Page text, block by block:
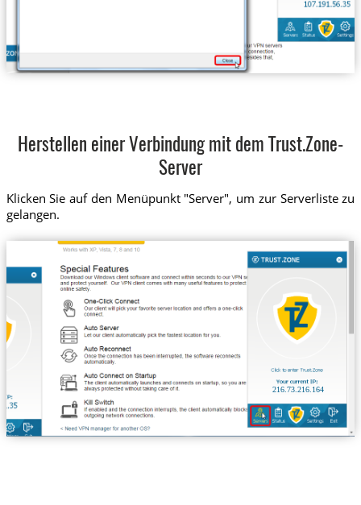
Herstellen einer Verbindung mit dem Trust.Zone-
Server
Klicken Sie auf den Menüpunkt "Server", um zur Serverliste zu
gelangen.
216.73.216.164